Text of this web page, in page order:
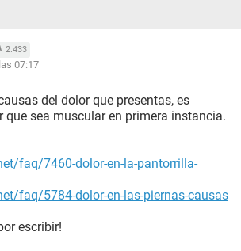
2.433
07:17
del dolor que presentas, es
que sea muscular en primera instancia.
faq/7460-dolor-en-la-pantorrilla-
faq/5784-dolor-en-las-piernas-causas
escribir!